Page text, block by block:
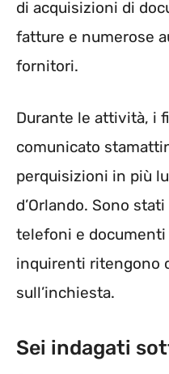
di acquisizioni di
fatture e numerose
fornitori.
Durante le attività, i
comunicato
perquisizioni in più
d’Orlando. Sono
telefoni e documenti
inquirenti ritengono
sull’inchiesta.
Sei indagati